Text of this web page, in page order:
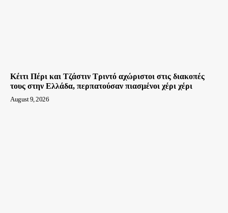
Κέιτι Πέρι και Τζάστιν Τριντό αχώριστοι στις διακοπές
τους στην Ελλάδα, περπατούσαν πιασμένοι χέρι χέρι
August 9, 2026